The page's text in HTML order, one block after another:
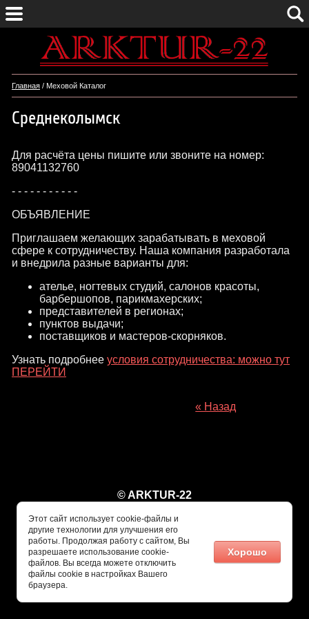
Главная / Меховой Каталог
Среднеколымск
Для расчёта цены пишите или звоните на номер:
89041132760
- - - - - - - - - - -
ОБЪЯВЛЕНИЕ
Приглашаем желающих зарабатывать в меховой
сфере к сотрудничеству. Наша компания разработала
и внедрила разные варианты для:
ателье, ногтевых студий, салонов красоты,
барбершопов, парикмахерских;
представителей в регионах;
пунктов выдачи;
поставщиков и мастеров-скорняков.
Узнать подробнее условия сотрудничества: можно тут
ПЕРЕЙТИ
« Назад
© ARKTUR-22
Этот сайт использует cookie-файлы и
другие технологии для улучшения его
работы. Продолжая работу с сайтом, Вы
разрешаете использование cookie-
файлов. Вы всегда можете отключить
файлы cookie в настройках Вашего
браузера.
Хорошо